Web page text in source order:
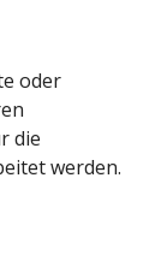
oder
die
werden.